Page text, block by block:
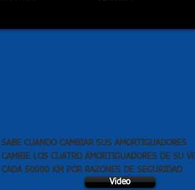
SABE CUANDO CAMBIAR SUS AMORTIGUADORES
CAMBIE LOS CUATRO AMORTIGUADORES DE SU
CADA 50000 KM POR RAZONES DE SEGURIDAD
Video